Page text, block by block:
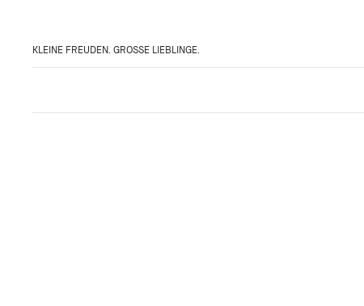
KLEINE FREUDEN. GROSSE LIEBLINGE.